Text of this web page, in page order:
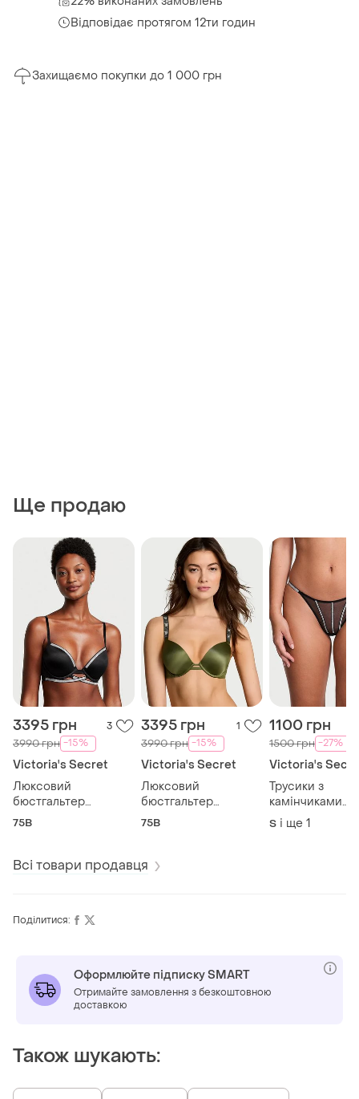
Відповідає протягом 12ти годин
Захищаємо покупки до 1 000 грн
Ще продаю
3395 грн 3
3990 грн -15%
Victoria's Secret
Люксовий
бюстгальтер
victoria's secret
сікрет пуш ап
75B
3395 грн 1
3990 грн -15%
Victoria's Secret
Люксовий
бюстгальтер
victoria's secret
сікрет пуш ап
75B
1100 грн
1500 грн -27%
Victoria's
Трусики з
камінчиками
victorias secret
оригінал
S і ще 1
Всі товари продавця
Поділитися:
Оформлюйте підписку SMART
Отримайте замовлення з безкоштовною
доставкою
Також шукають: